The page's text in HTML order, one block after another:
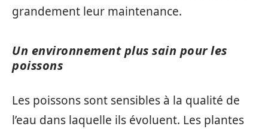
grandement leur maintenance.
Un environnement plus sain pour les
poissons
Les poissons sont sensibles à la qualité de
l’eau dans laquelle ils évoluent. Les plantes